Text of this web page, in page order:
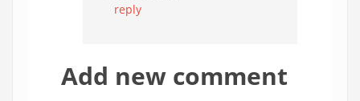
reply
Add new comment